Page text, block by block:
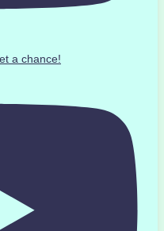
a chance!